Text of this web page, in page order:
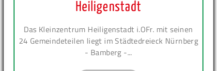
Heiligenstadt
Das Kleinzentrum Heiligenstadt i.OFr. mit seinen
24 Gemeindeteilen liegt im Städtedreieck Nürnberg
- Bamberg -...